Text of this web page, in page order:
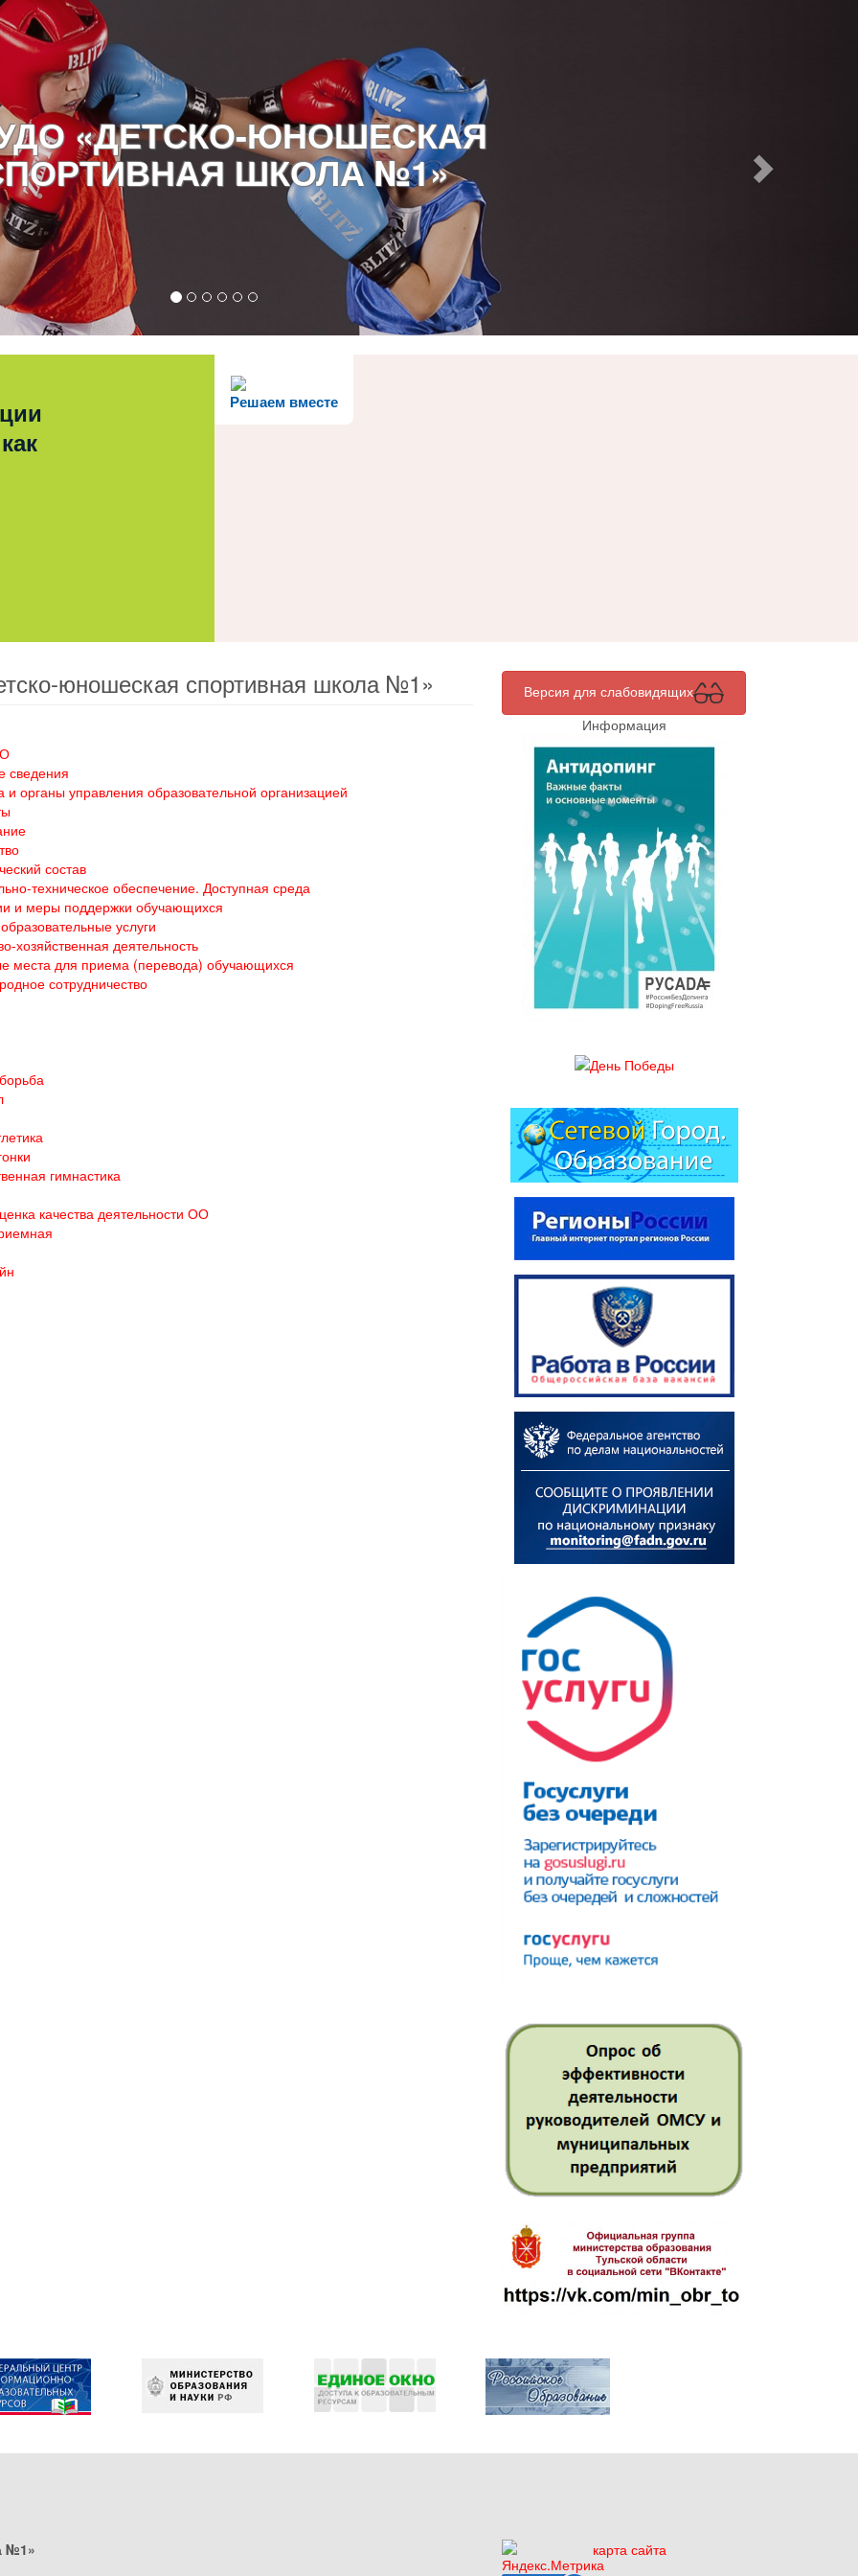
«ДЕТСКО-ЮНОШЕСКАЯ
ШКОЛА №1»
Решаем вместе
юношеская спортивная школа №1»
сведения
и органы управления образовательной организацией
состав
техническое обеспечение. Доступная среда
и меры поддержки обучающихся
услуги
хозяйственная деятельность
места для приема (перевода) обучающихся
сотрудничество
гимнастика
качества деятельности ОО
Версия для слабовидящих
Информация
№1»
карта сайта